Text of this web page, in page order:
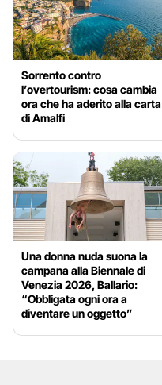
Sorrento contro
l’overtourism: cosa cambia
ora che ha aderito alla carta
di Amalfi
Una donna nuda suona la
campana alla Biennale di
Venezia 2026, Ballario:
“Obbligata ogni ora a
diventare un oggetto”